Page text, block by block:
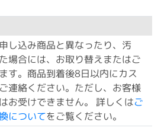
し込み商品と異なったり、汚
場合には、お取り替えまたはご
す。商品到着後8日以内にカス
連絡ください。ただし、お客様
お受けできません。 詳しくはご
についてをご覧ください。